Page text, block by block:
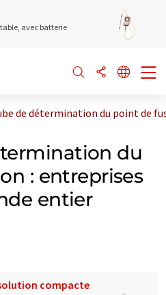
avec batterie
de détermination du point de
du
: entreprises
entier
compacte